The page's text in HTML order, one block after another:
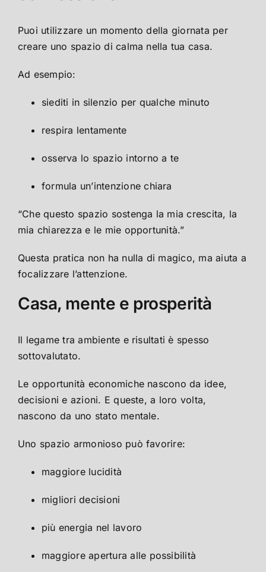
Puoi utilizzare un momento della giornata per
creare uno spazio di calma nella tua casa.
Ad esempio:
siediti in silenzio per qualche minuto
respira lentamente
osserva lo spazio intorno a te
formula un’intenzione chiara
“Che questo spazio sostenga la mia crescita, la
mia chiarezza e le mie opportunità.”
Questa pratica non ha nulla di magico, ma aiuta a
focalizzare l’attenzione.
Casa, mente e prosperità
Il legame tra ambiente e risultati è spesso
sottovalutato.
Le opportunità economiche nascono da idee,
decisioni e azioni. E queste, a loro volta,
nascono da uno stato mentale.
Uno spazio armonioso può favorire:
maggiore lucidità
migliori decisioni
più energia nel lavoro
maggiore apertura alle possibilità